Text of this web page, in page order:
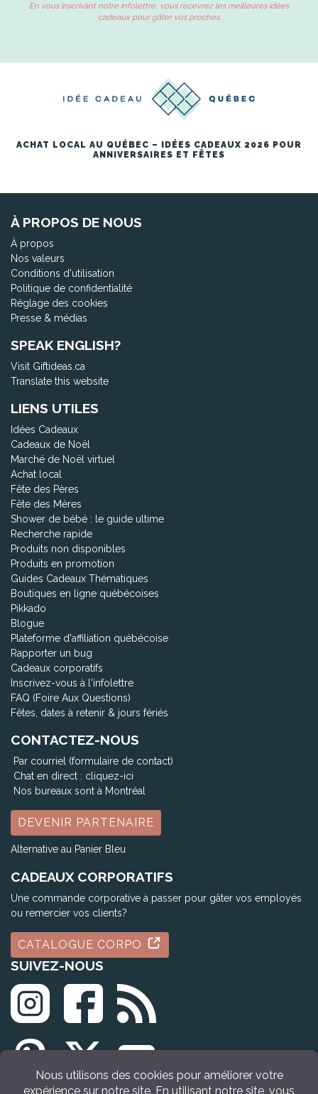
En vous inscrivant notre infolettre, vous recevrez les meilleures idées
cadeaux pour gâter vos proches.
ACHAT LOCAL AU QUÉBEC – IDÉES CADEAUX 2026 POUR
ANNIVERSAIRES ET FÊTES
À PROPOS DE NOUS
À propos
Nos valeurs
Conditions d'utilisation
Politique de confidentialité
Réglage des cookies
Presse & médias
SPEAK ENGLISH?
Visit Giftideas.ca
Translate this website
LIENS UTILES
Idées Cadeaux
Cadeaux de Noël
Marché de Noël virtuel
Achat local
Fête des Pères
Fête des Mères
Shower de bébé : le guide ultime
Recherche rapide
Produits non disponibles
Produits en promotion
Guides Cadeaux Thématiques
Boutiques en ligne québécoises
Pikkado
Blogue
Plateforme d'affiliation québécoise
Rapporter un bug
Cadeaux corporatifs
Inscrivez-vous à l'infolettre
FAQ (Foire Aux Questions)
Fêtes, dates à retenir & jours fériés
CONTACTEZ-NOUS
Par courriel (formulaire de contact)
Chat en direct : cliquez-ici
Nos bureaux sont à Montréal
DEVENIR PARTENAIRE
Alternative au Panier Bleu
CADEAUX CORPORATIFS
Une commande corporative à passer pour gâter vos employés
ou remercier vos clients?
CATALOGUE CORPO
SUIVEZ-NOUS